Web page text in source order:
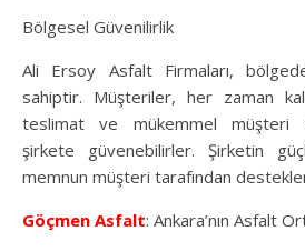
Bölgesel Güvenilirlik
Ali Ersoy Asfalt Firmaları,
sahiptir. Müşteriler, her zaman
teslimat ve mükemmel müşteri
şirkete güvenebilirler. Şirketin
memnun müşteri tarafından
Göçmen Asfalt: Ankara’nın Asfalt